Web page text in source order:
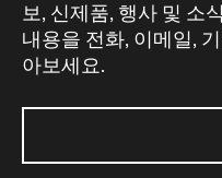
보, 신제품, 행사 및 소
내용을 전화, 이메일,
아보세요.